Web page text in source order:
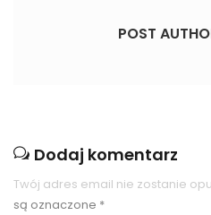
POST
Dodaj komentarz
Twój adres email nie zostanie
są oznaczone *